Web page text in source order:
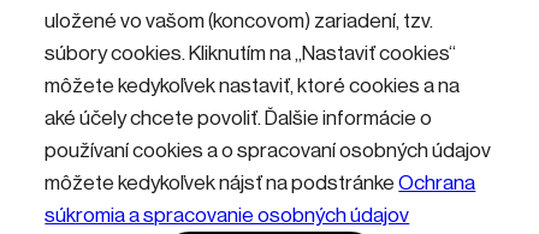
uložené vo vašom (koncovom) zariadení, tzv.
súbory cookies. Kliknutím na „Nastaviť cookies“
môžete kedykoľvek nastaviť, ktoré cookies a na
aké účely chcete povoliť. Ďalšie informácie o
používaní cookies a o spracovaní osobných údajov
môžete kedykoľvek nájsť na podstránkeOchrana
súkromia a spracovanie osobných údajov
Workshop: tvorba výšiviek a práca
na vyšivacom stroji
Čítať viac
Kontakty Informácie pre návštevníkov